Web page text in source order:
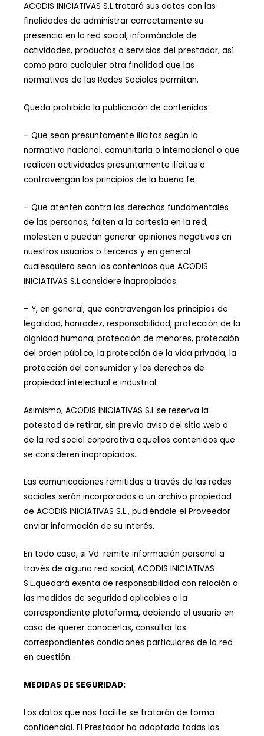
ACODIS INICIATIVAS S.L.tratará sus datos con las
finalidades de administrar correctamente su
presencia en la red social, informándole de
actividades, productos o servicios del prestador, así
como para cualquier otra finalidad que las
normativas de las Redes Sociales permitan.
Queda prohibida la publicación de contenidos:
– Que sean presuntamente ilícitos según la
normativa nacional, comunitaria o internacional o que
realicen actividades presuntamente ilícitas o
contravengan los principios de la buena fe.
– Que atenten contra los derechos fundamentales
de las personas, falten a la cortesía en la red,
molesten o puedan generar opiniones negativas en
nuestros usuarios o terceros y en general
cualesquiera sean los contenidos que ACODIS
INICIATIVAS S.L.considere inapropiados.
– Y, en general, que contravengan los principios de
legalidad, honradez, responsabilidad, protección de la
dignidad humana, protección de menores, protección
del orden público, la protección de la vida privada, la
protección del consumidor y los derechos de
propiedad intelectual e industrial.
Asimismo, ACODIS INICIATIVAS S.L.se reserva la
potestad de retirar, sin previo aviso del sitio web o
de la red social corporativa aquellos contenidos que
se consideren inapropiados.
Las comunicaciones remitidas a través de las redes
sociales serán incorporadas a un archivo propiedad
de ACODIS INICIATIVAS S.L., pudiéndole el Proveedor
enviar información de su interés.
En todo caso, si Vd. remite información personal a
través de alguna red social, ACODIS INICIATIVAS
S.L.quedará exenta de responsabilidad con relación a
las medidas de seguridad aplicables a la
correspondiente plataforma, debiendo el usuario en
caso de querer conocerlas, consultar las
correspondientes condiciones particulares de la red
en cuestión.
MEDIDAS DE SEGURIDAD:
Los datos que nos facilite se tratarán de forma
confidencial. El Prestador ha adoptado todas las